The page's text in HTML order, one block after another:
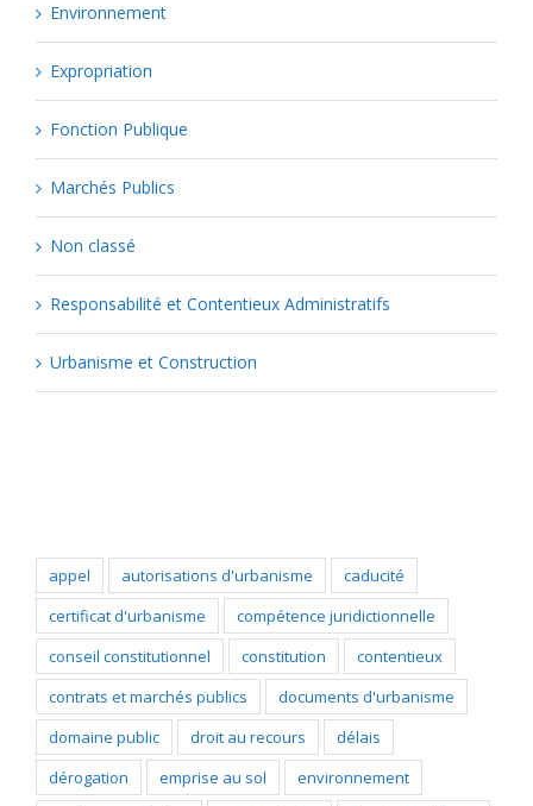
Environnement
Expropriation
Fonction Publique
Marchés Publics
Non classé
Responsabilité et Contentieux Administratifs
Urbanisme et Construction
appel autorisations d'urbanisme
caducité
certificat d'urbanisme
compétence juridictionnelle
conseil constitutionnel
constitution
contentieux
contrats et marchés publics
documents d'urbanisme
domaine public
droit au recours
délais
dérogation
emprise au sol
environnement